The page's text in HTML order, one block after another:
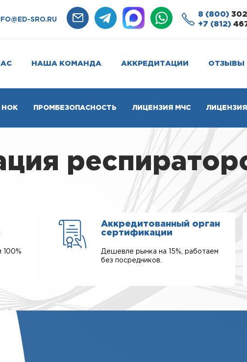
SRO.RU
8 (800)
+7 (812)
НАША КОМАНДА АККРЕДИТАЦИИ ОТЗЫВЫ
НОК ПРОМБЕЗОПАСНОСТЬ ЛИЦЕНЗИЯ МЧС
100%
Аккредитованный орган
сертификации
Дешевле рынка на 15%, работаем
без посредников.